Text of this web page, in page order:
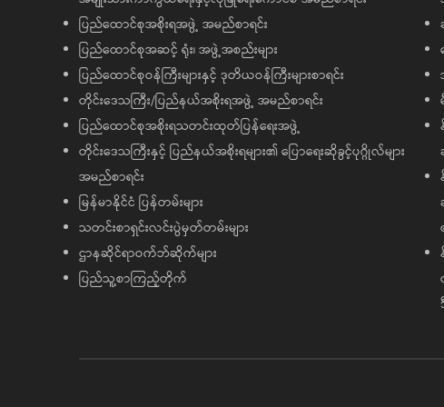
ပြည်ထောင်စုအစိုးရအဖွဲ့ အမည်စာရင်း
ပြည်ထောင်စုအဆင့် ရုံး၊ အဖွဲ့အစည်းများ
ပြည်ထောင်စုဝန်ကြီးများနှင့် ဒုတိယဝန်ကြီးများစာရင်း
တိုင်းဒေသကြီး/ပြည်နယ်အစိုးရအဖွဲ့ အမည်စာရင်း
ပြည်ထောင်စုအစိုးရသတင်းထုတ်ပြန်ရေးအဖွဲ့
တိုင်းဒေသကြီးနှင့် ပြည်နယ်အစိုးရများ၏ ပြောရေးဆိုခွင့်ပုဂ္ဂိုလ်များ
အမည်စာရင်း
မြန်မာနိုင်ငံ ပြန်တမ်းများ
သတင်းစာရှင်းလင်းပွဲမှတ်တမ်းများ
ဌာနဆိုင်ရာဝက်ဘ်ဆိုက်များ
ပြည်သူ့စာကြည့်တိုက်